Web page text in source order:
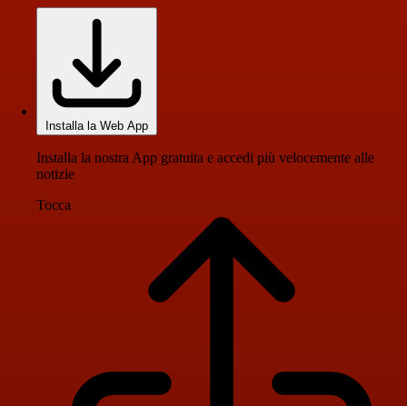
Installa la Web App
Installa la nostra App gratuita e accedi più velocemente alle
notizie
Tocca